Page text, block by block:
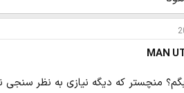
منچستر که دیگه نیازی به نظر سنجی